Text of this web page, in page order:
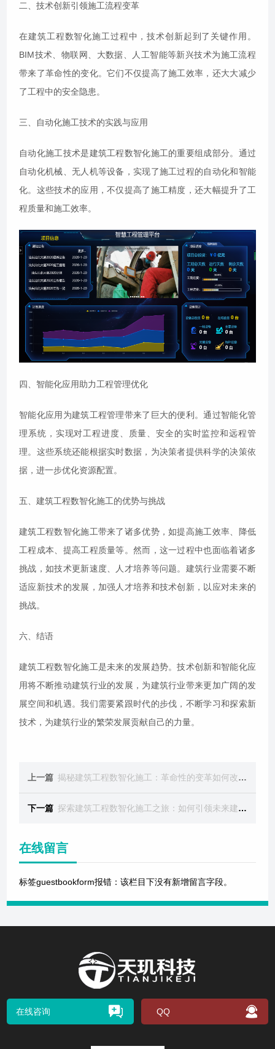
二、技术创新引领施工流程变革
在建筑工程数智化施工过程中，技术创新起到了关键作用。
BIM技术、物联网、大数据、人工智能等新兴技术为施工流程
带来了革命性的变化。它们不仅提高了施工效率，还大大减少
了工程中的安全隐患。
三、自动化施工技术的实践与应用
自动化施工技术是建筑工程数智化施工的重要组成部分。通过
自动化机械、无人机等设备，实现了施工过程的自动化和智能
化。这些技术的应用，不仅提高了施工精度，还大幅提升了工
程质量和施工效率。
四、智能化应用助力工程管理优化
智能化应用为建筑工程管理带来了巨大的便利。通过智能化管
理系统，实现对工程进度、质量、安全的实时监控和远程管
理。这些系统还能根据实时数据，为决策者提供科学的决策依
据，进一步优化资源配置。
五、建筑工程数智化施工的优势与挑战
建筑工程数智化施工带来了诸多优势，如提高施工效率、降低
工程成本、提高工程质量等。然而，这一过程中也面临着诸多
挑战，如技术更新速度、人才培养等问题。建筑行业需要不断
适应新技术的发展，加强人才培养和技术创新，以应对未来的
挑战。
六、结语
建筑工程数智化施工是未来的发展趋势。技术创新和智能化应
用将不断推动建筑行业的发展，为建筑行业带来更加广阔的发
展空间和机遇。我们需要紧跟时代的步伐，不断学习和探索新
技术，为建筑行业的繁荣发展贡献自己的力量。
上一篇 揭秘建筑工程数智化施工：革命性的变革如何改变建筑行业
下一篇 探索建筑工程数智化施工之旅：如何引领未来建筑趋势
在线留言
标签guestbookform报错：该栏目下没有新增留言字段。
在线咨询 QQ